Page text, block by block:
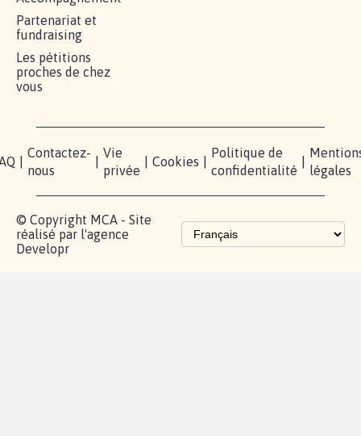
Partenariat et
fundraising
Les pétitions
proches de chez
vous
Contactez-
nous
Vie
privée
Cookies
Politique de
confidentialité
légales
© Copyright MCA - Site
réalisé par l'agence
Developr